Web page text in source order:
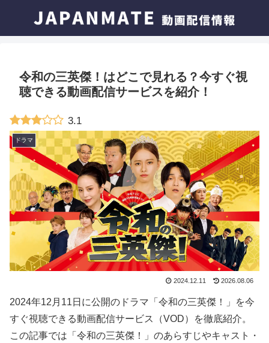
令和の三英傑！はどこで見れる？今すぐ視
聴できる動画配信サービスを紹介！
3.1
ドラマ
2024.12.11 2026.08.06
2024年12月11日に公開のドラマ「令和の三英傑！」を今
すぐ視聴できる動画配信サービス（VOD）を徹底紹介。
この記事では「令和の三英傑！」のあらすじやキャスト・